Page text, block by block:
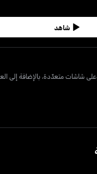
شاهد
شاشات متعدّدة، بالإضافة إلى